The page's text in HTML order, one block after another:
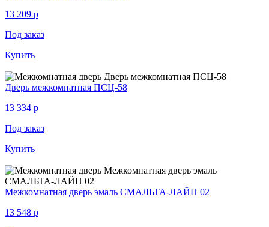
13 209 p
Под заказ
Купить
Дверь межкомнатная ПСЦ-58
13 334 p
Под заказ
Купить
Межкомнатная дверь эмаль СМАЛЬТА-ЛАЙН 02
13 548 p